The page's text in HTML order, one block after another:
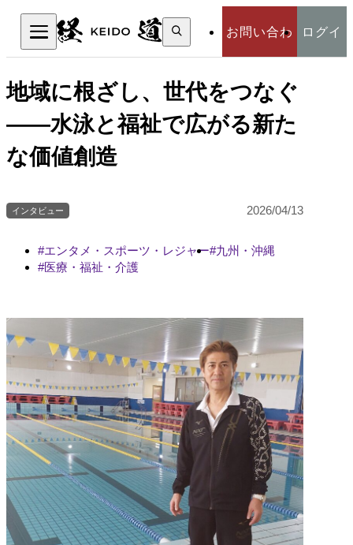
お問い合わ
せ
ログイ
検
索:
検索
地域に根ざし、世代をつなぐ
――水泳と福祉で広がる新た
な価値創造
インタビュー 2026/04/13
エンタメ・スポーツ・レジャー 九州・沖縄
医療・福祉・介護